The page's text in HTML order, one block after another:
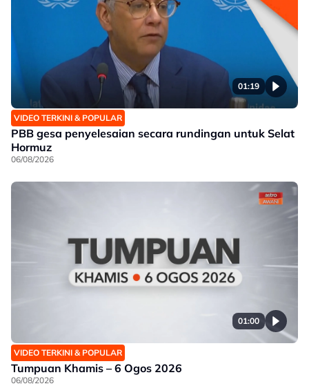
01:19
VIDEO TERKINI & POPULAR
PBB gesa penyelesaian secara rundingan untuk Selat
Hormuz
06/08/2026
01:00
VIDEO TERKINI & POPULAR
Tumpuan Khamis – 6 Ogos 2026
06/08/2026